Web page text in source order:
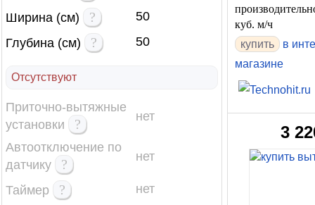
Ширина (см) ?
50
Глубина (см)
? 50
Отсутствуют
Приточно-вытяжные
установки
? нет
Автоотключение по
датчику
? нет
Таймер ?
нет
куб. м/ч
купить
в
магазине
3